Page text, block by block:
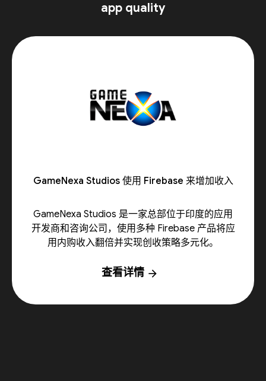
app quality
GameNexa Studios 使用 Firebase 来增加收入
GameNexa Studios 是一家总部位于印度的应用
开发商和咨询公司，使用多种 Firebase 产品将应
用内购收入翻倍并实现创收策略多元化。
查看详情 arrow_forward